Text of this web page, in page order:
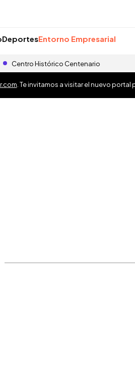
DeportesEntorno Empresarial
Centro Histórico Centenario
. Te invitamos a visitar el nuevo